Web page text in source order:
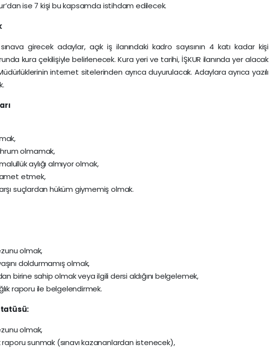
ise 7 kişi bu kapsamda istihdam edilecek.
girecek adaylar, açık iş ilanındaki kadro sayısının 4 katı kadar kişi
kura çekilişiyle belirlenecek. Kura yeri ve tarihi, İŞKUR ilanında yer alacak
internet sitelerinden ayrıca duyurulacak. Adaylara ayrıca yazılı
olmamak,
aylığı almıyor olmak,
etmek,
suçlardan hüküm giymemiş olmak.
olmak,
doldurmamış olmak,
birine sahip olmak veya ilgili dersi aldığını belgelemek,
raporu ile belgelendirmek.
olmak,
raporu sunmak (sınavı kazananlardan istenecek),